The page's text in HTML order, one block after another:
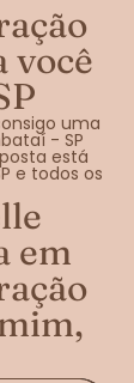
você
uma
- SP
está
e todos os
em